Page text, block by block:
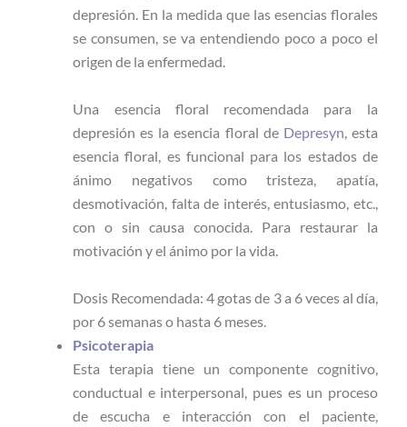
depresión. En la medida que las esencias florales
se consumen, se va entendiendo poco a poco el
origen de la enfermedad.
Una esencia floral recomendada para la
depresión es la esencia floral de Depresyn , esta
esencia floral, es funcional para los estados de
ánimo negativos como tristeza, apatía,
desmotivación, falta de interés, entusiasmo, etc.,
con o sin causa conocida. Para restaurar la
motivación y el ánimo por la vida.
Dosis Recomendada: 4 gotas de 3 a 6 veces al día,
por 6 semanas o hasta 6 meses.
Psicoterapia
Esta terapia tiene un componente cognitivo,
conductual e interpersonal, pues es un proceso
de escucha e interacción con el paciente,